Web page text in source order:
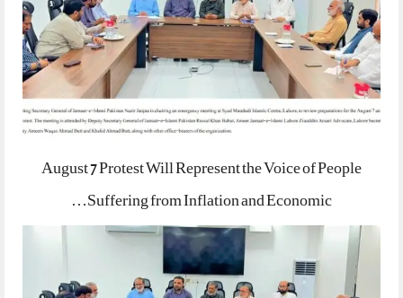
August 7 Protest Will Represent the Voice of People
Suffering from Inflation and Economic…